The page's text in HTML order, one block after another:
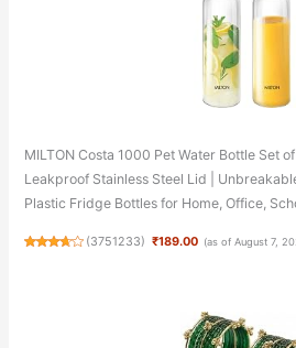
MILTON Costa 1000 Pet Water Bottle Set
Leakproof Stainless Steel Lid |
Plastic Fridge Bottles for Home, Office,
(3751233) ₹189.00 (as of August 7,